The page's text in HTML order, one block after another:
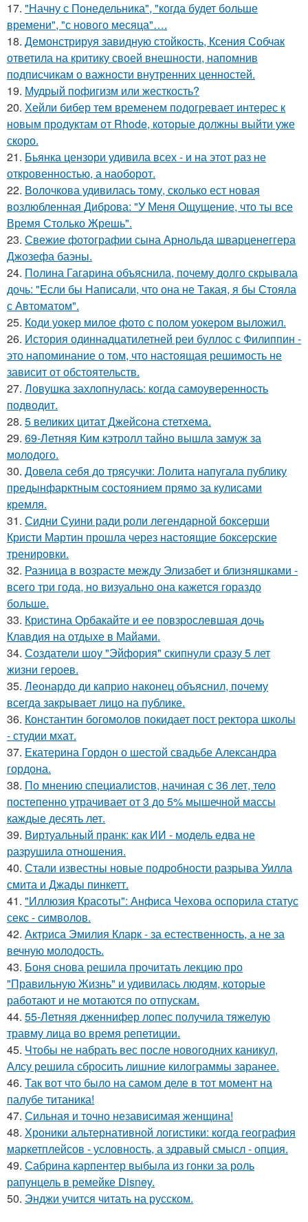
17. "Начну с Понедельника", "когда будет больше
времени", "с нового месяца"….
18. Демонстрируя завидную стойкость, Ксения Собчак
ответила на критику своей внешности, напомнив
подписчикам о важности внутренних ценностей.
19. Мудрый пофигизм или жесткость?
20. Хейли бибер тем временем подогревает интерес к
новым продуктам от Rhode, которые должны выйти уже
скоро.
21. Бьянка цензори удивила всех - и на этот раз не
откровенностью, а наоборот.
22. Волочкова удивилась тому, сколько ест новая
возлюбленная Диброва: "У Меня Ощущение, что ты все
Время Столько Жрешь".
23. Свежие фотографии сына Арнольда шварценеггера
Джозефа баэны.
24. Полина Гагарина объяснила, почему долго скрывала
дочь: "Если бы Написали, что она не Такая, я бы Стояла
с Автоматом".
25. Коди уокер милое фото с полом уокером выложил.
26. История одиннадцатилетней реи буллос с Филиппин -
это напоминание о том, что настоящая решимость не
зависит от обстоятельств.
27. Ловушка захлопнулась: когда самоуверенность
подводит.
28. 5 великих цитат Джейсoна стетхема.
29. 69-Летняя Ким кэтролл тайно вышла замуж за
молодого.
30. Довела себя до трясучки: Лолита напугала публику
предынфарктным состоянием прямо за кулисами
кремля.
31. Сидни Суини ради роли легендарной боксерши
Кристи Мартин прошла через настоящие боксерские
тренировки.
32. Разница в возрасте между Элизабет и близняшками -
всего три года, но визуально она кажется гораздо
больше.
33. Кристина Орбакайте и ее повзрослевшая дочь
Клавдия на отдыхе в Майами.
34. Создатели шоу "Эйфория" скипнули сразу 5 лет
жизни героев.
35. Леонардо ди каприо наконец объяснил, почему
всегда закрывает лицо на публике.
36. Константин богомолов покидает пост ректора школы
- студии мхат.
37. Екатерина Гордон о шестой свадьбе Александра
гордона.
38. По мнению специалистов, начиная с 36 лет, тело
постепенно утрачивает от 3 до 5% мышечной массы
каждые десять лет.
39. Виртуальный пранк: как ИИ - модель едва не
разрушила отношения.
40. Стали известны новые подробности разрыва Уилла
смита и Джады пинкетт.
41. "Иллюзия Красоты": Анфиса Чехова оспорила статус
секс - символов.
42. Актриса Эмилия Кларк - за естественность, а не за
вечную молодость.
43. Боня снова решила прочитать лекцию про
"Правильную Жизнь" и удивилась людям, которые
работают и не мотаются по отпускам.
44. 55-Летняя дженнифер лопес получила тяжелую
травму лица во время репетиции.
45. Чтобы не набрать вес после новогодних каникул,
Алсу решила сбросить лишние килограммы заранее.
46. Так вот что было на самом деле в тот момент на
палубе титаника!
47. Сильная и точно независимая женщина!
48. Хроники альтернативной логистики: когда география
маркетплейсов - условность, а здравый смысл - опция.
49. Сабрина карпентер выбыла из гонки за роль
рапунцель в ремейке Disney.
50. Энджи учится читать на русском.